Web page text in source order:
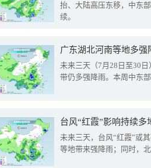
抬、大陆高压东移，中东
续。
广东湖北河南等地多
未来三天（7月28日至30
带仍多强降雨。本周中东
台风“红霞”影响持续
未来三天，台风“红霞”或
等地带来强降雨；同时，